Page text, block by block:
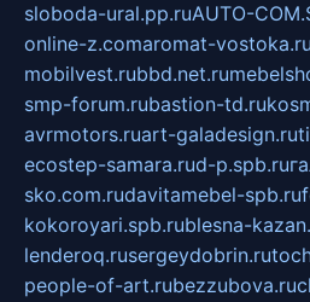
sloboda-ural.pp.ruAUTO-
online-z.comaromat-vostoka.ru
mobilvest.rubbd.net.ru
smp-forum.rubastion-td.ru
avrmotors.ruart-galadesign.ru
ecostep-samara.rud-p.spb.ru
sko.com.rudavitamebel-spb.ru
kokoroyari.spb.rublesna-
lenderoq.rusergeydobrin.ru
people-of-art.rubezzubova.ru